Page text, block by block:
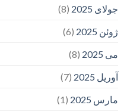
جولای 2025
(8)
ژوئن 2025
(6)
می 2025
(8)
آوریل 2025
(7)
مارس 2025
(1)